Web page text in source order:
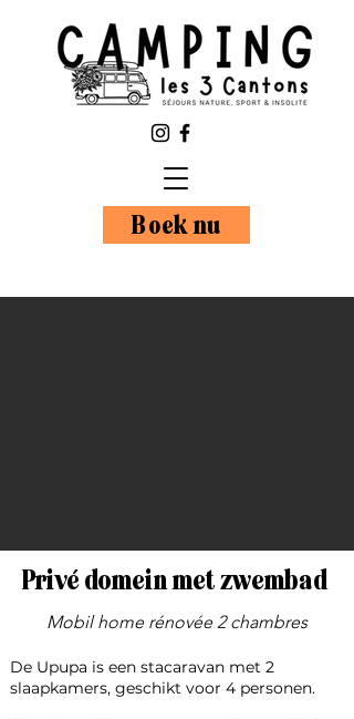
Boek nu
Privé domein met zwembad
Mobil home rénovée 2 chambres
De Upupa is een stacaravan met 2
slaapkamers, geschikt voor 4 personen.